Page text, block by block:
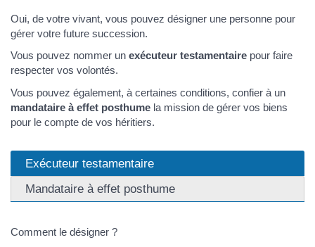
Oui, de votre vivant, vous pouvez désigner une personne pour
gérer votre future succession.
Vous pouvez nommer un exécuteur testamentaire pour faire
respecter vos volontés.
Vous pouvez également, à certaines conditions, confier à un
mandataire à effet posthume la mission de gérer vos biens
pour le compte de vos héritiers.
Exécuteur testamentaire
Mandataire à effet posthume
Comment le désigner ?